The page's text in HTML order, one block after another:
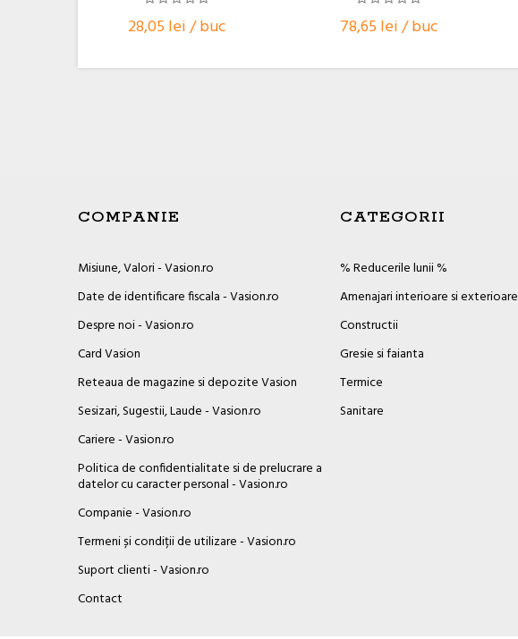
28,05 lei / buc 78,65 lei / buc
COMPANIE
Misiune, Valori - Vasion.ro
Date de identificare fiscala - Vasion.ro
Despre noi - Vasion.ro
Card Vasion
Reteaua de magazine si depozite Vasion
Sesizari, Sugestii, Laude - Vasion.ro
Cariere - Vasion.ro
Politica de confidentialitate si de prelucrare a
datelor cu caracter personal - Vasion.ro
Companie - Vasion.ro
Termeni și condiții de utilizare - Vasion.ro
Suport clienti - Vasion.ro
Contact
CATEGORII
% Reducerile lunii %
Amenajari interioare si exterioare
Constructii
Gresie si faianta
Termice
Sanitare